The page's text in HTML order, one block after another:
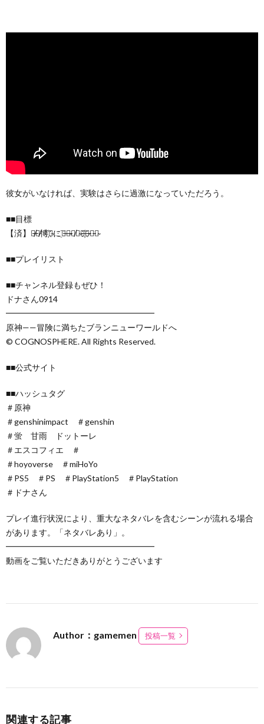
彼女がいなければ、実験はさらに過激になっていただろう。
■■目標
【済】早̸̶く̷̸博҉士̴に҈会̶い̵̴に̸行̴き̶҉ま̵̷し̵ょ̴
■■プレイリスト
■■チャンネル登録もぜひ！
ドナさん0914
━━━━━━━━━━━━━━━━━━
原神——冒険に満ちたブランニューワールドへ
© COGNOSPHERE. All Rights Reserved.
■■公式サイト
■■ハッシュタグ
＃原神
＃genshinimpact ＃genshin
＃蛍 甘雨 ドットーレ
＃エスコフィエ ＃
＃hoyoverse ＃miHoYo
＃PS5 ＃PS ＃PlayStation5 ＃PlayStation
＃ドナさん
プレイ進行状況により、重大なネタバレを含むシーンが流れる場合
があります。「ネタバレあり」。
━━━━━━━━━━━━━━━━━━
動画をご覧いただきありがとうございます
Author：gamemen 投稿一覧
関連する記事